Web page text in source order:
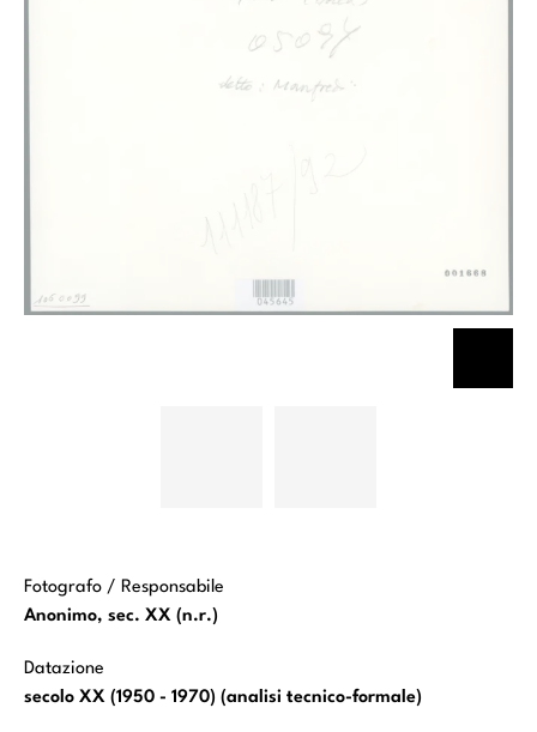
Fotografo / Responsabile
Anonimo, sec. XX (n.r.)
Datazione
secolo XX (1950 - 1970) (analisi tecnico-formale)